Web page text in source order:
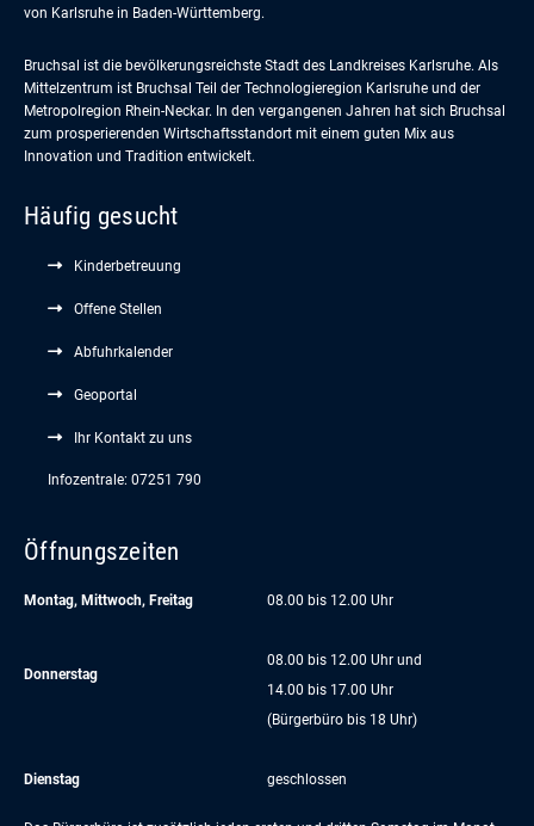
von Karlsruhe in Baden-Württemberg.
Bruchsal ist die bevölkerungsreichste Stadt des Landkreises Karlsruhe. Als
Mittelzentrum ist Bruchsal Teil der Technologieregion Karlsruhe und der
Metropolregion Rhein-Neckar. In den vergangenen Jahren hat sich Bruchsal
zum prosperierenden Wirtschaftsstandort mit einem guten Mix aus
Innovation und Tradition entwickelt.
Häufig gesucht
Kinderbetreuung
Offene Stellen
Abfuhrkalender
Geoportal
Ihr Kontakt zu uns
Infozentrale: 07251 790
Öffnungszeiten
Montag, Mittwoch, Freitag 08.00 bis 12.00 Uhr
Donnerstag
08.00 bis 12.00 Uhr und
14.00 bis 17.00 Uhr
(Bürgerbüro bis 18 Uhr)
Dienstag geschlossen